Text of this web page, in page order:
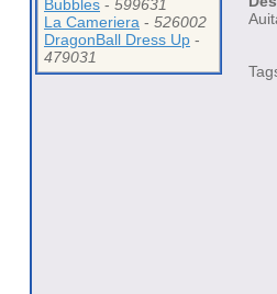
Bubbles - 599631
La Cameriera - 526002
DragonBall Dress Up -
479031